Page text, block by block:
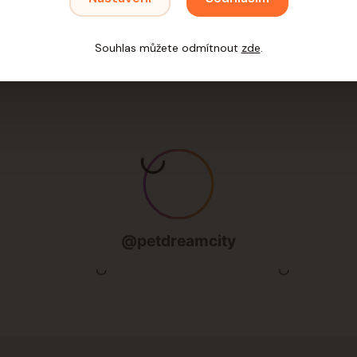
produkty a označte
Souhlas můžete odmítnout zde.